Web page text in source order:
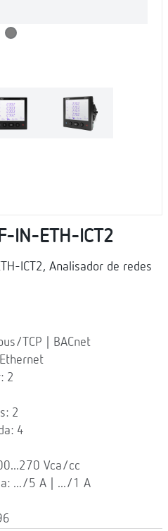
IN-ETH-ICT2
ICT2, Analisador de redes
TCP | BACnet
2
2
4
Vca/cc
.../5 A | .../1 A